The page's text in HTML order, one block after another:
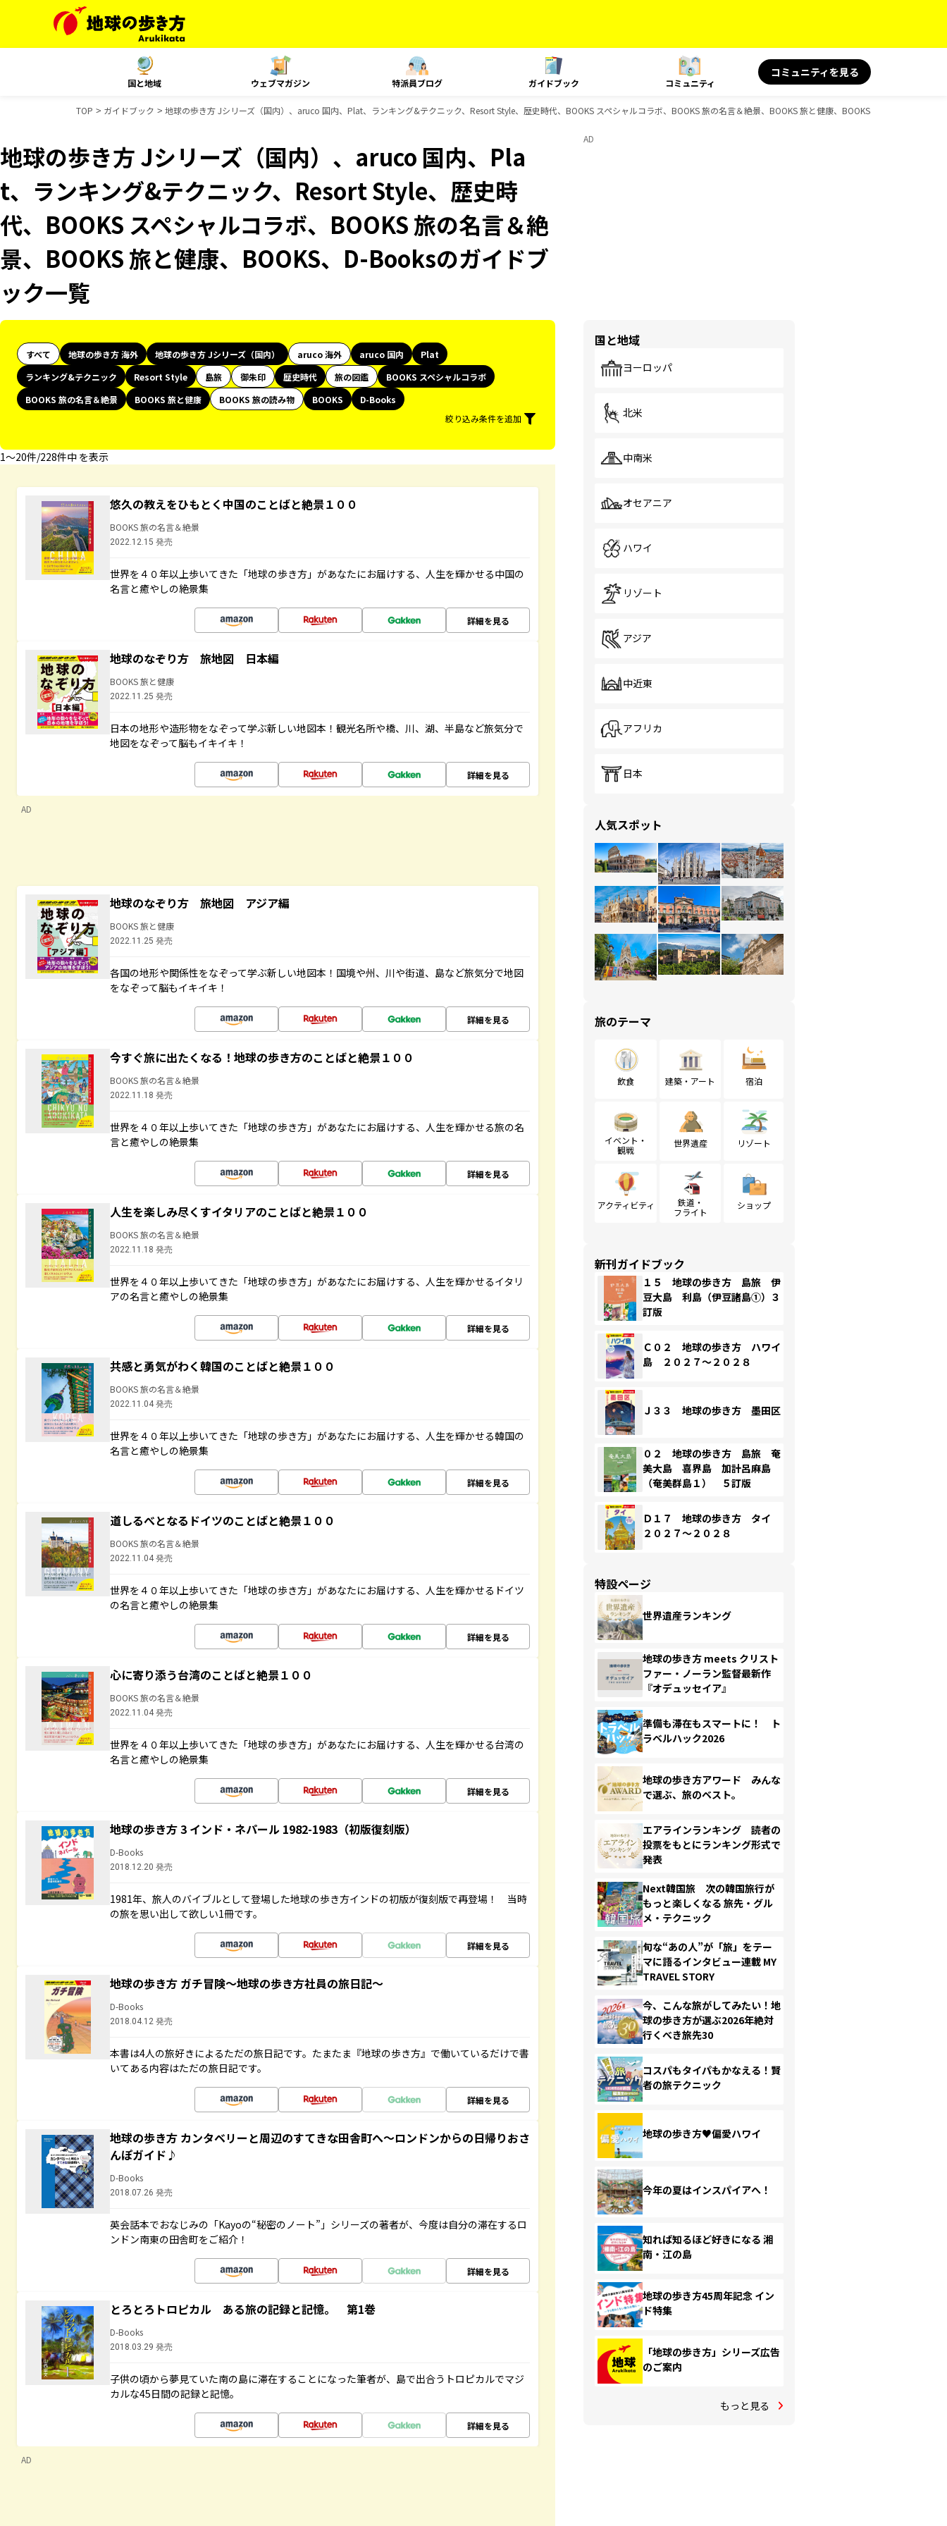
国と地域 ウェブマガジン 特派員ブログ ガイドブック コミュニティ
コミュニティを見る
TOP ガイドブック 地球の歩き方 Jシリーズ（国内）、aruco 国内、Plat、ランキング&テクニック、Resort Style、歴史時代、BOOKS スペシャルコラボ、BOOKS 旅の名言＆絶景、BOOKS 旅と健康、BOOKS、D-Booksのガイ
地球の歩き方 Jシリーズ（国内）、aruco 国内、Pla
t、ランキング&テクニック、Resort Style、歴史時
代、BOOKS スペシャルコラボ、BOOKS 旅の名言＆絶
景、BOOKS 旅と健康、BOOKS、D-Booksのガイドブ
ック一覧
すべて 地球の歩き方 海外 地球の歩き方 Jシリーズ（国内） aruco 海外 aruco 国内
Plat
ランキング&テクニック
Resort Style 島旅 御朱印 歴史時代 旅の図鑑
BOOKS スペシャルコラボ
BOOKS 旅の名言＆絶景
BOOKS 旅と健康 BOOKS 旅の読み物 BOOKS
D-Books
絞り込み条件を追加
1〜20件/228件中 を表示
悠久の教えをひもとく中国のことばと絶景１００
BOOKS 旅の名言＆絶景
2022.12.15 発売
世界を４０年以上歩いてきた「地球の歩き方」があなたにお届けする、人生を輝かせる中国の
名言と癒やしの絶景集
詳細を見る
地球のなぞり方 旅地図 日本編
BOOKS 旅と健康
2022.11.25 発売
日本の地形や造形物をなぞって学ぶ新しい地図本！観光名所や橋、川、湖、半島など旅気分で
地図をなぞって脳もイキイキ！
詳細を見る
AD
地球のなぞり方 旅地図 アジア編
BOOKS 旅と健康
2022.11.25 発売
各国の地形や関係性をなぞって学ぶ新しい地図本！国境や州、川や街道、島など旅気分で地図
をなぞって脳もイキイキ！
詳細を見る
今すぐ旅に出たくなる！地球の歩き方のことばと絶景１００
BOOKS 旅の名言＆絶景
2022.11.18 発売
世界を４０年以上歩いてきた「地球の歩き方」があなたにお届けする、人生を輝かせる旅の名
言と癒やしの絶景集
詳細を見る
人生を楽しみ尽くすイタリアのことばと絶景１００
BOOKS 旅の名言＆絶景
2022.11.18 発売
世界を４０年以上歩いてきた「地球の歩き方」があなたにお届けする、人生を輝かせるイタリ
アの名言と癒やしの絶景集
詳細を見る
共感と勇気がわく韓国のことばと絶景１００
BOOKS 旅の名言＆絶景
2022.11.04 発売
世界を４０年以上歩いてきた「地球の歩き方」があなたにお届けする、人生を輝かせる韓国の
名言と癒やしの絶景集
詳細を見る
道しるべとなるドイツのことばと絶景１００
BOOKS 旅の名言＆絶景
2022.11.04 発売
世界を４０年以上歩いてきた「地球の歩き方」があなたにお届けする、人生を輝かせるドイツ
の名言と癒やしの絶景集
詳細を見る
心に寄り添う台湾のことばと絶景１００
BOOKS 旅の名言＆絶景
2022.11.04 発売
世界を４０年以上歩いてきた「地球の歩き方」があなたにお届けする、人生を輝かせる台湾の
名言と癒やしの絶景集
詳細を見る
地球の歩き方 3 インド・ネパール 1982-1983（初版復刻版）
D-Books
2018.12.20 発売
1981年、旅人のバイブルとして登場した地球の歩き方インドの初版が復刻版で再登場！ 当時
の旅を思い出して欲しい1冊です。
詳細を見る
地球の歩き方 ガチ冒険～地球の歩き方社員の旅日記～
D-Books
2018.04.12 発売
本書は4人の旅好きによるただの旅日記です。たまたま『地球の歩き方』で働いているだけで書
いてある内容はただの旅日記です。
詳細を見る
地球の歩き方 カンタベリーと周辺のすてきな田舎町へ～ロンドンからの日帰りおさ
んぽガイド♪
D-Books
2018.07.26 発売
英会話本でおなじみの「Kayoの“秘密のノート”」シリーズの著者が、今度は自分の滞在するロ
ンドン南東の田舎町をご紹介！
詳細を見る
とろとろトロピカル ある旅の記録と記憶。 第1巻
D-Books
2018.03.29 発売
子供の頃から夢見ていた南の島に滞在することになった筆者が、島で出合うトロピカルでマジ
カルな45日間の記録と記憶。
詳細を見る
AD
AD
国と地域
ヨーロッパ
北米
中南米
オセアニア
ハワイ
リゾート
アジア
中近東
アフリカ
日本
人気スポット
旅のテーマ
飲食 建築・アート 宿泊
イベント・
観戦
世界遺産 リゾート
アクティビティ
鉄道・
フライト
ショップ
新刊ガイドブック
１５ 地球の歩き方 島旅 伊
豆大島 利島（伊豆諸島①）３
訂版
Ｃ０２ 地球の歩き方 ハワイ
島 ２０２７～２０２８
Ｊ３３ 地球の歩き方 墨田区
０２ 地球の歩き方 島旅 奄
美大島 喜界島 加計呂麻島
（奄美群島１） ５訂版
Ｄ１７ 地球の歩き方 タイ
２０２７～２０２８
特設ページ
世界遺産ランキング
地球の歩き方 meets クリスト
ファー・ノーラン監督最新作
『オデュッセイア』
準備も滞在もスマートに！ ト
ラベルハック2026
地球の歩き方アワード みんな
で選ぶ、旅のベスト。
エアラインランキング 読者の
投票をもとにランキング形式で
発表
Next韓国旅 次の韓国旅行が
もっと楽しくなる 旅先・グル
メ・テクニック
旬な“あの人”が「旅」をテー
マに語るインタビュー連載 MY
TRAVEL STORY
今、こんな旅がしてみたい！地
球の歩き方が選ぶ2026年絶対
行くべき旅先30
コスパもタイパもかなえる！賢
者の旅テクニック
地球の歩き方♥偏愛ハワイ
今年の夏はインスパイアへ！
知れば知るほど好きになる 湘
南・江の島
地球の歩き方45周年記念 イン
ド特集
「地球の歩き方」シリーズ広告
のご案内
もっと見る